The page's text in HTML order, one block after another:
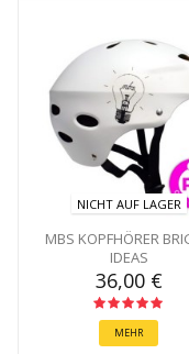
NICHT AUF LAGER
MBS KOPFHÖRER
IDEAS
36,00 €
MEHR